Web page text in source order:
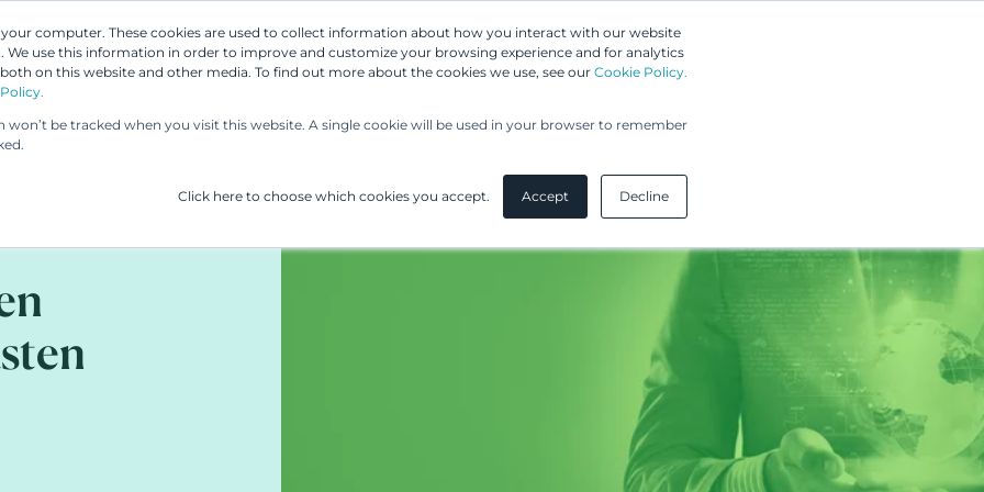
computer. These cookies are used to collect information about how you interact with our website
We use this information in order to improve and customize your browsing experience and for analytics
on this website and other media. To find out more about the cookies we use, see our Cookie Policy.
be tracked when you visit this website. A single cookie will be used in your browser to remember
Click here to choose which cookies you accept. Accept Decline
Asiantuntijamme Palvelumme UP & UPC Asiakkaamme